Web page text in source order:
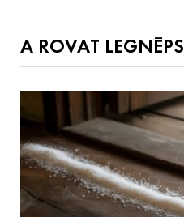
A ROVAT